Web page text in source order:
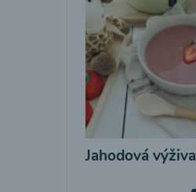
Jahodová výživa